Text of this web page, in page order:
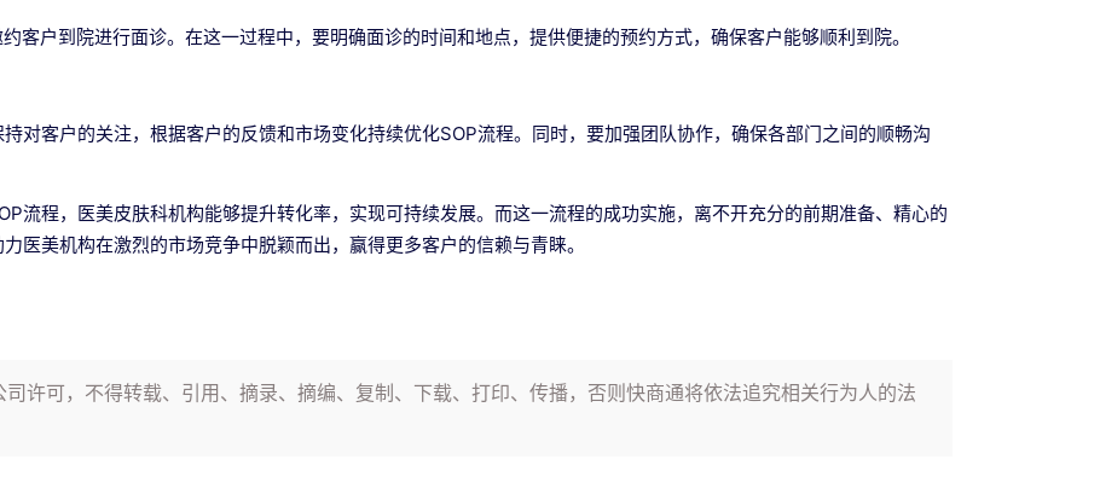
客户到院进行面诊。在这一过程中，要明确面诊的时间和地点，提供便捷的预约方式，确保客户能够顺利到院。
对客户的关注，根据客户的反馈和市场变化持续优化SOP流程。同时，要加强团队协作，确保各部门之间的顺畅沟
流程，医美皮肤科机构能够提升转化率，实现可持续发展。而这一流程的成功实施，离不开充分的前期准备、精心的
医美机构在激烈的市场竞争中脱颖而出，赢得更多客户的信赖与青睐。
许可，不得转载、引用、摘录、摘编、复制、下载、打印、传播，否则快商通将依法追究相关行为人的法